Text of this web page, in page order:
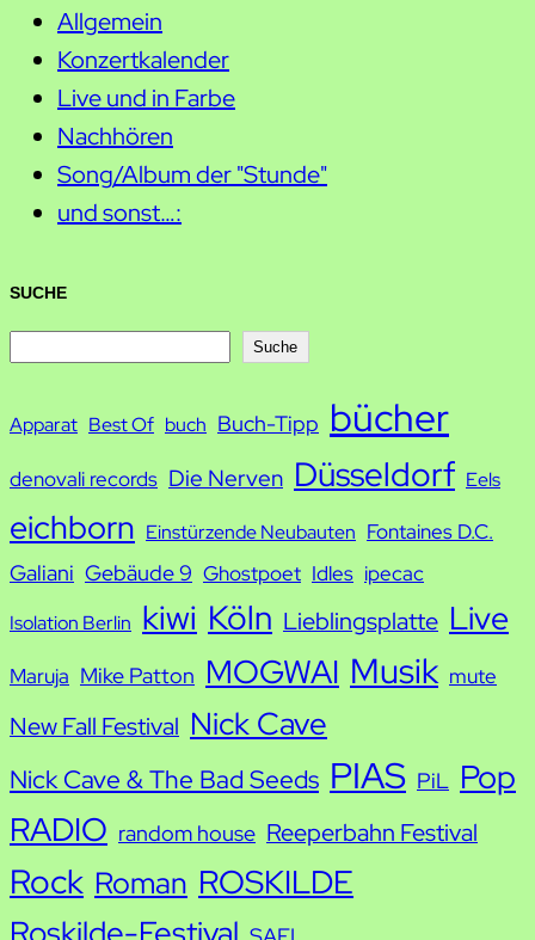
Allgemein
Konzertkalender
Live und in Farbe
Nachhören
Song/Album der "Stunde"
und sonst…:
SUCHE
c
Suche
Apparat Best Of buch Buch-Tipp bücher
denovali records Die Nerven Düsseldorf Eels
eichborn Einstürzende Neubauten Fontaines D.C.
Galiani Gebäude 9 Ghostpoet Idles ipecac
Isolation Berlin kiwi Köln Lieblingsplatte Live
Maruja Mike Patton MOGWAI Musik mute
New Fall Festival Nick Cave
Nick Cave & The Bad Seeds PIAS PiL Pop
RADIO random house Reeperbahn Festival
Rock Roman ROSKILDE